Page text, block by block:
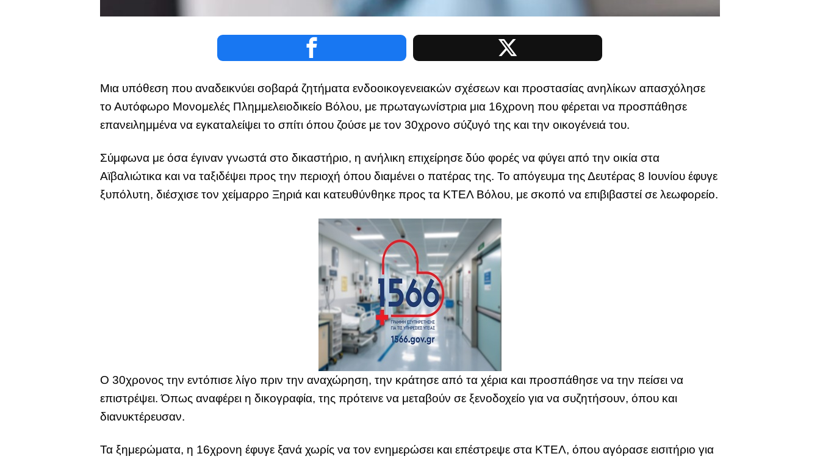
Μια υπόθεση που αναδεικνύει σοβαρά ζητήματα ενδοοικογενειακών σχέσεων και προστασίας ανηλίκων απασχόλησε
το Αυτόφωρο Μονομελές Πλημμελειοδικείο Βόλου, με πρωταγωνίστρια μια 16χρονη που φέρεται να προσπάθησε
επανειλημμένα να εγκαταλείψει το σπίτι όπου ζούσε με τον 30χρονο σύζυγό της και την οικογένειά του.
Σύμφωνα με όσα έγιναν γνωστά στο δικαστήριο, η ανήλικη επιχείρησε δύο φορές να φύγει από την οικία στα
Αϊβαλιώτικα και να ταξιδέψει προς την περιοχή όπου διαμένει ο πατέρας της. Το απόγευμα της Δευτέρας 8 Ιουνίου έφυγε
ξυπόλυτη, διέσχισε τον χείμαρρο Ξηριά και κατευθύνθηκε προς τα ΚΤΕΛ Βόλου, με σκοπό να επιβιβαστεί σε λεωφορείο.
Ο 30χρονος την εντόπισε λίγο πριν την αναχώρηση, την κράτησε από τα χέρια και προσπάθησε να την πείσει να
επιστρέψει. Όπως αναφέρει η δικογραφία, της πρότεινε να μεταβούν σε ξενοδοχείο για να συζητήσουν, όπου και
διανυκτέρευσαν.
Τα ξημερώματα, η 16χρονη έφυγε ξανά χωρίς να τον ενημερώσει και επέστρεψε στα ΚΤΕΛ, όπου αγόρασε εισιτήριο για